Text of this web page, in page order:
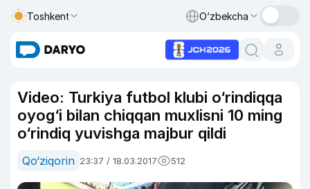
Toshkent O‘zbekcha
Video: Turkiya futbol klubi o‘rindiqqa
oyog‘i bilan chiqqan muxlisni 10 ming
o‘rindiq yuvishga majbur qildi
Qo‘ziqorin 23:37 / 18.03.2017 512